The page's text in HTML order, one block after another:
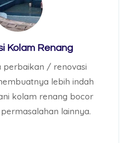
Kolam Renang
perbaikan / renovasi
lebih indah
kolam renang bocor
lainnya.